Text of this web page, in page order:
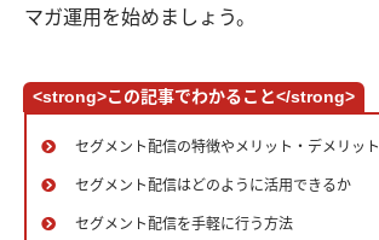
マガ運用を始めましょう。
<strong>この記事でわかること</strong>
セグメント配信の特徴やメリット・デメリット
セグメント配信はどのように活用できるか
セグメント配信を手軽に行う方法